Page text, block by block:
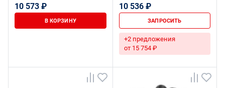
10 573 ₽
В КОРЗИНУ
10 536 ₽
ЗАПРОСИТЬ
+2 предложения
от 15 754 ₽